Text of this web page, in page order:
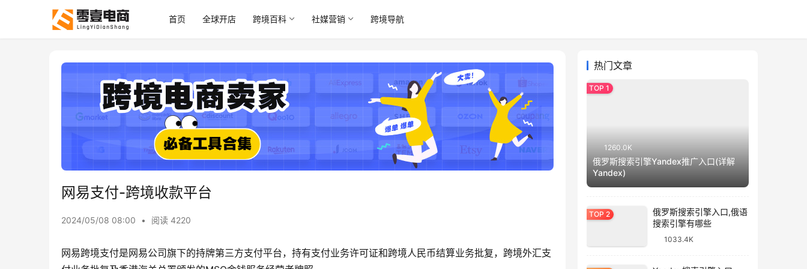
首页 全球开店 跨境百科 社媒营销 跨境导航
网易支付-跨境收款平台
2024/05/08 08:00 • 阅读 4220
网易跨境支付是网易公司旗下的持牌第三方支付平台，持有支付业务许可证和跨境人民币结算业务批复，跨境外汇支
热门文章
1260.0K
俄罗斯搜索引擎Yandex推广入口(详解
Yandex)
俄罗斯搜索引擎入口,俄语
搜索引擎有哪些
1033.4K